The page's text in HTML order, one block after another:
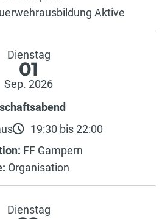
Aktive
Dienstag
01
Sep. 2026
19:30 bis 22:00
FF Gampern
Organisation
Dienstag